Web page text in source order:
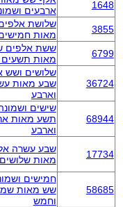
1648
ארבעים
3855
שלושת
מאות
6799
ששת אלפים
מאות
36724
שלושים ושש
שבע מאות
וארבע
68944
שישים
תשע מאות
וארבע
17734
שבע עשרה
מאות
58685
חמישים
שש מאות
וחמש